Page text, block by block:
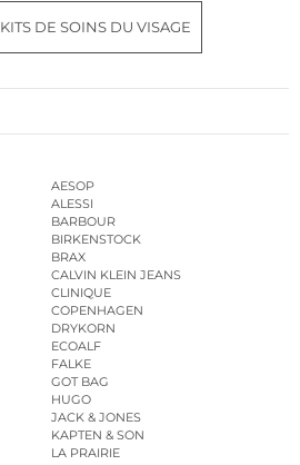
KITS DE SOINS DU VISAGE
AESOP
ALESSI
BARBOUR
BIRKENSTOCK
BRAX
CALVIN KLEIN JEANS
CLINIQUE
COPENHAGEN
DRYKORN
ECOALF
FALKE
GOT BAG
HUGO
JACK & JONES
KAPTEN & SON
LA PRAIRIE